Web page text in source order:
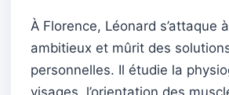
À Florence, Léonard s’attaque
ambitieux et mûrit des
personnelles. Il étudie la
visages, l’orientation des